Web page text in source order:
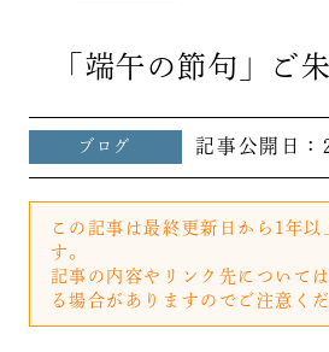
「端午の節句」ご
ブログ 記事公開日：
この記事は最終更新日から1年以
す。
記事の内容やリンク先について
る場合がありますのでご注意くだ